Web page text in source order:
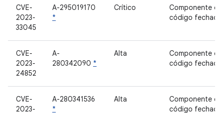
CVE-
2023-
33045
A-295019170
*
Crítico
Componente de
código fechado
CVE-
2023-
24852
A-
280342090 *
Alta
Componente de
código fechado
CVE-
2023-
A-280341536
*
Alta
Componente de
código fechado